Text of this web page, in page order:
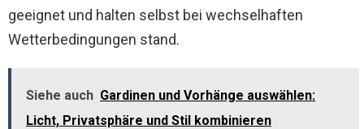
geeignet und halten selbst bei wechselhaften
Wetterbedingungen stand.
Siehe auch Gardinen und Vorhänge auswählen:
Licht, Privatsphäre und Stil kombinieren